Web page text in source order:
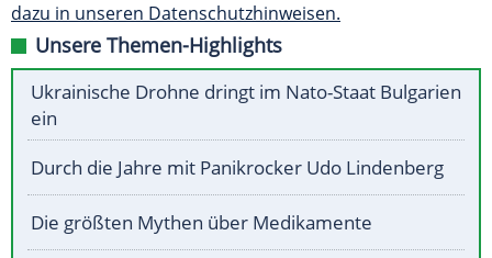
dazu in unseren Datenschutzhinweisen.
Unsere Themen-Highlights
Ukrainische Drohne dringt im Nato-Staat Bulgarien
ein
Durch die Jahre mit Panikrocker Udo Lindenberg
Die größten Mythen über Medikamente